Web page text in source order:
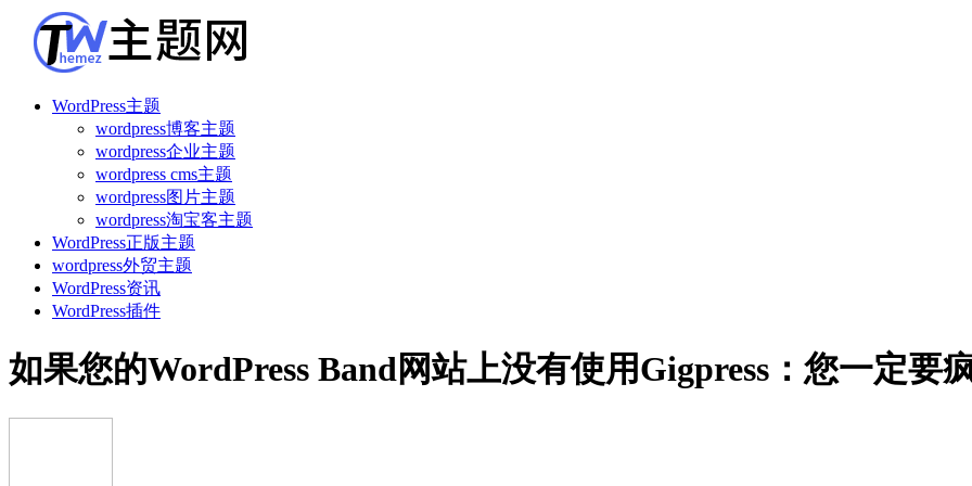
WordPress主题
wordpress博客主题
wordpress企业主题
wordpress cms主题
wordpress图片主题
wordpress淘宝客主题
WordPress正版主题
wordpress外贸主题
WordPress资讯
WordPress插件
如果您的WordPress Band网站上没有使用Gigpress：您一定要